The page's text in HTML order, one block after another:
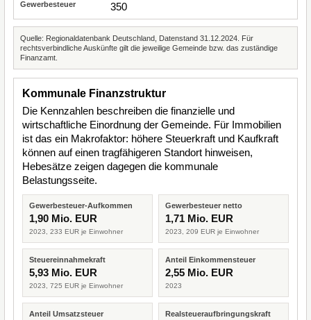
350
Quelle: Regionaldatenbank Deutschland, Datenstand 31.12.2024. Für
rechtsverbindliche Auskünfte gilt die jeweilige Gemeinde bzw. das zuständige
Finanzamt.
Kommunale Finanzstruktur
Die Kennzahlen beschreiben die finanzielle und
wirtschaftliche Einordnung der Gemeinde. Für Immobilien
ist das ein Makrofaktor: höhere Steuerkraft und Kaufkraft
können auf einen tragfähigeren Standort hinweisen,
Hebesätze zeigen dagegen die kommunale
Belastungsseite.
Gewerbesteuer-Aufkommen
1,90 Mio. EUR
2023, 233 EUR je Einwohner
Gewerbesteuer netto
1,71 Mio. EUR
2023, 209 EUR je Einwohner
Steuereinnahmekraft
5,93 Mio. EUR
2023, 725 EUR je Einwohner
Anteil Einkommensteuer
2,55 Mio. EUR
2023
Anteil Umsatzsteuer Realsteueraufbringungskraft